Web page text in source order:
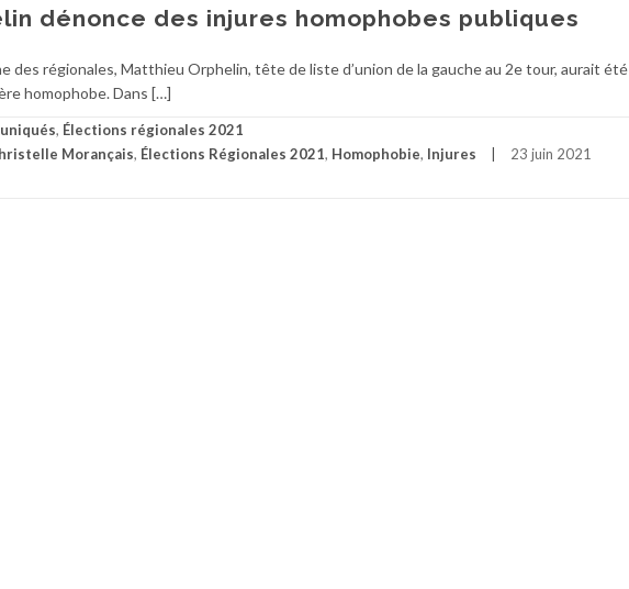
dénonce des injures homophobes publiques
des régionales, Matthieu Orphelin, tête de liste d’union de la gauche au 2e tour, aurait été
homophobe. Dans […]
, Élections régionales 2021
Morançais, Élections Régionales 2021, Homophobie, Injures 23 juin 2021